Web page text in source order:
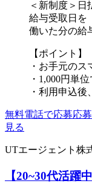
＜新制度＞日
給与受取日を
働いた分の給
【ポイント】
・お手元の
・1,000円単
・利用申込後
無料電話で応募応
見る
UTエージェント株
【20~30代活